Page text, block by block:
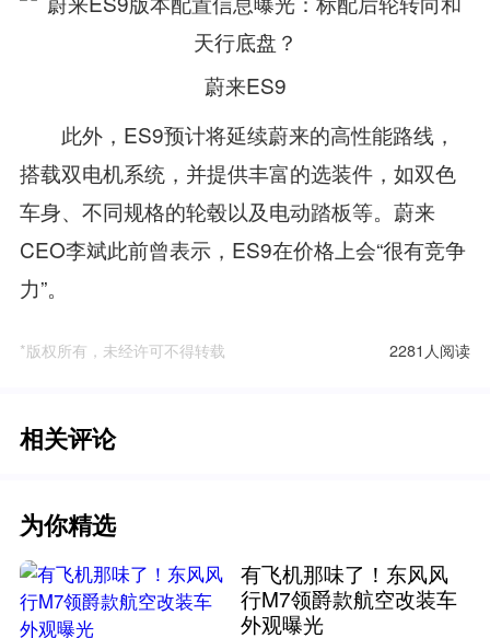
蔚来ES9
此外，ES9预计将延续蔚来的高性能路线，
搭载双电机系统，并提供丰富的选装件，如双色
车身、不同规格的轮毂以及电动踏板等。蔚来
CEO李斌此前曾表示，ES9在价格上会“很有竞争
力”。
*版权所有，未经许可不得转载 2281人阅读
相关评论
为你精选
有飞机那味了！东风风
行M7领爵款航空改装车
外观曝光